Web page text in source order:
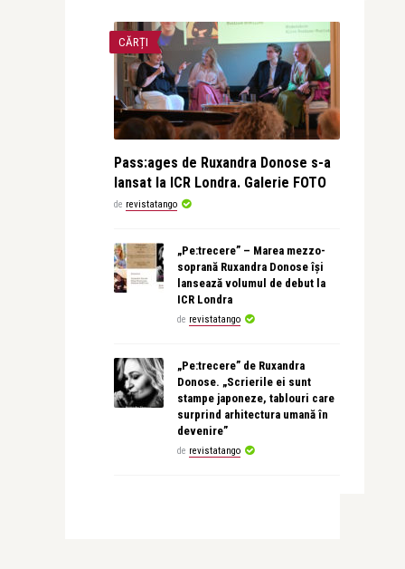
CĂRȚI
Pass:ages de Ruxandra Donose s-a
lansat la ICR Londra. Galerie FOTO
de revistatango
„Pe:trecere” – Marea mezzo-
soprană Ruxandra Donose își
lansează volumul de debut la
ICR Londra
de revistatango
„Pe:trecere” de Ruxandra
Donose. „Scrierile ei sunt
stampe japoneze, tablouri care
surprind arhitectura umană în
devenire”
de revistatango